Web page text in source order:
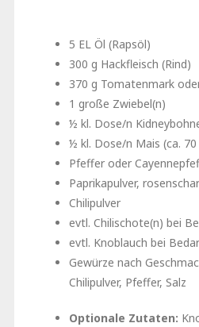
5 EL Öl (Rapsöl)
300 g Hackfleisch (Rind)
370 g Tomatenmark
1 große Zwiebel(n)
½ kl. Dose/n
½ kl. Dose/n Mais (ca. 70
Pfeffer oder
Paprikapulver,
Chilipulver
evtl. Chilischote(n) bei
evtl. Knoblauch bei
Gewürze nach
Chilipulver, Pfeffer, Salz
Optionale Zutaten: